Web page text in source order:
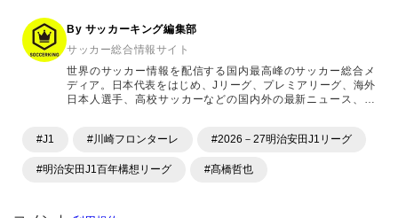
By サッカーキング編集部
サッカー総合情報サイト
世界のサッカー情報を配信する国内最高峰のサッカー総合メ
ディア。日本代表をはじめ、Jリーグ、プレミアリーグ、海外
日本人選手、高校サッカーなどの国内外の最新ニュース、コ
ます。「X」「Instagram」「YouTube」「TikTok」など、
#J1 #川崎フロンターレ #2026－27明治安田J1リーグ
#明治安田J1百年構想リーグ #髙橋哲也